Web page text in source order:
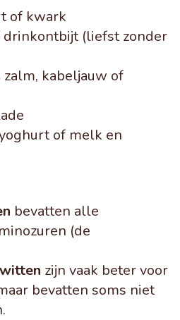
of kwark
(liefst zonder
zalm, kabeljauw of
of melk en
bevatten alle
(de
zijn vaak beter voor
bevatten soms niet